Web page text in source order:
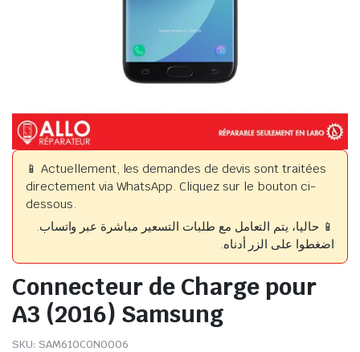
📱 Actuellement, les demandes de devis sont traitées
directement via WhatsApp. Cliquez sur le bouton ci-
dessous.
📱 حاليا، يتم التعامل مع طلبات التسعير مباشرة عبر واتساب.
اضغطوا على الزر أدناه.
Connecteur de Charge pour
A3 (2016) Samsung
SKU: SAM610CON0006